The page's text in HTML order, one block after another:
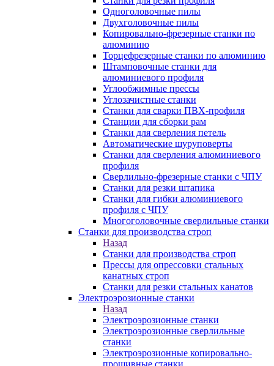
Одноголовочные пилы
Двухголовочные пилы
Копировально-фрезерные станки по
алюминию
Торцефрезерные станки по алюминию
Штамповочные станки для
алюминиевого профиля
Углообжимные прессы
Углозачистные станки
Станки для сварки ПВХ-профиля
Станции для сборки рам
Станки для сверления петель
Автоматические шуруповерты
Станки для сверления алюминиевого
профиля
Сверлильно-фрезерные станки с ЧПУ
Станки для резки штапика
Станки для гибки алюминиевого
профиля с ЧПУ
Многоголовочные сверлильные станки
Станки для производства строп
Назад
Станки для производства строп
Прессы для опрессовки стальных
канатных строп
Станки для резки стальных канатов
Электроэрозионные станки
Назад
Электроэрозионные станки
Электроэрозионные сверлильные
станки
Электроэрозионные копировально-
прошивные станки